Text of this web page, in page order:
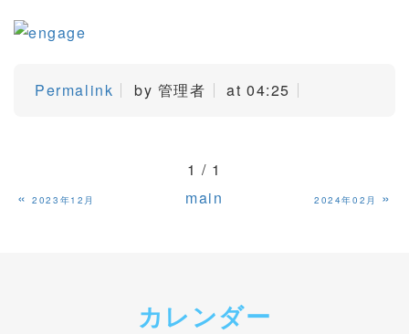
Permalink by 管理者 at 04:25
1 / 1
«2023年12月 main 2024年02月 »
カレンダー